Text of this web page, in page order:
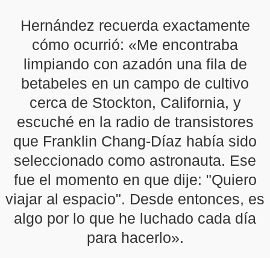
Hernández recuerda exactamente
cómo ocurrió: «Me encontraba
limpiando con azadón una fila de
betabeles en un campo de cultivo
cerca de Stockton, California, y
escuché en la radio de transistores
que Franklin Chang-Díaz había sido
seleccionado como astronauta. Ese
fue el momento en que dije: "Quiero
viajar al espacio". Desde entonces, es
algo por lo que he luchado cada día
para hacerlo».